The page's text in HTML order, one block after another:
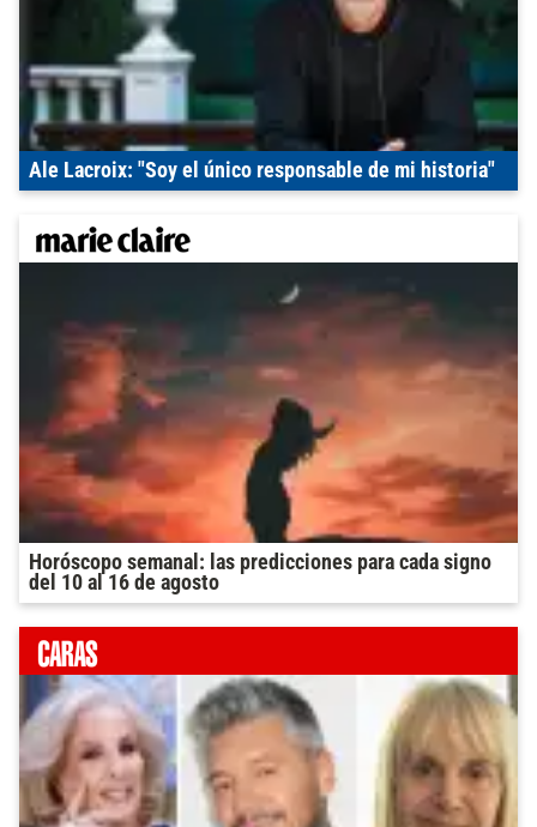
Ale Lacroix: "Soy el único responsable de mi historia"
Horóscopo semanal: las predicciones para cada signo
del 10 al 16 de agosto